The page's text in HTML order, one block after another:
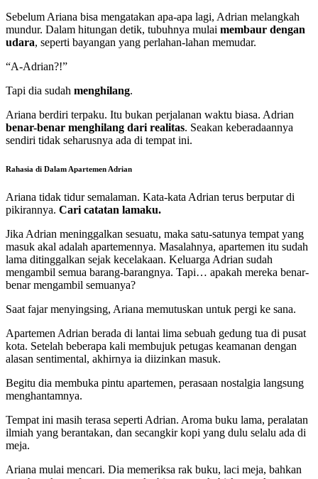
Sebelum Ariana bisa mengatakan apa-apa lagi, Adrian melangkah
mundur. Dalam hitungan detik, tubuhnya mulai membaur dengan
udara, seperti bayangan yang perlahan-lahan memudar.
“A-Adrian?!”
Tapi dia sudah menghilang.
Ariana berdiri terpaku. Itu bukan perjalanan waktu biasa. Adrian
benar-benar menghilang dari realitas. Seakan keberadaannya
sendiri tidak seharusnya ada di tempat ini.
Rahasia di Dalam Apartemen Adrian
Ariana tidak tidur semalaman. Kata-kata Adrian terus berputar di
pikirannya. Cari catatan lamaku.
Jika Adrian meninggalkan sesuatu, maka satu-satunya tempat yang
masuk akal adalah apartemennya. Masalahnya, apartemen itu sudah
lama ditinggalkan sejak kecelakaan. Keluarga Adrian sudah
mengambil semua barang-barangnya. Tapi… apakah mereka benar-
benar mengambil semuanya?
Saat fajar menyingsing, Ariana memutuskan untuk pergi ke sana.
Apartemen Adrian berada di lantai lima sebuah gedung tua di pusat
kota. Setelah beberapa kali membujuk petugas keamanan dengan
alasan sentimental, akhirnya ia diizinkan masuk.
Begitu dia membuka pintu apartemen, perasaan nostalgia langsung
menghantamnya.
Tempat ini masih terasa seperti Adrian. Aroma buku lama, peralatan
ilmiah yang berantakan, dan secangkir kopi yang dulu selalu ada di
meja.
Ariana mulai mencari. Dia memeriksa rak buku, laci meja, bahkan